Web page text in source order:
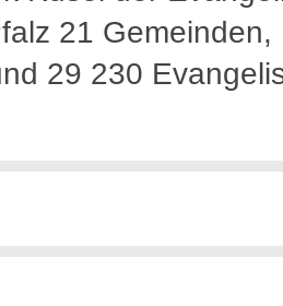
21 Gemeinden,
29 230